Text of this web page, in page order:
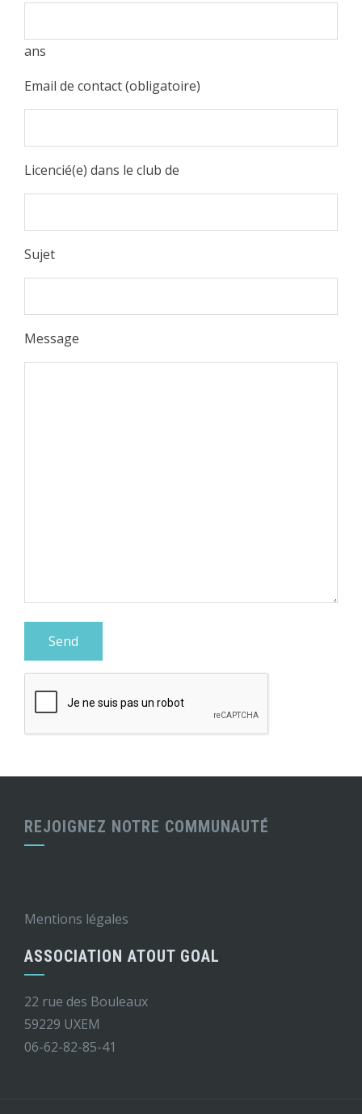
ans
Email de contact (obligatoire)
Licencié(e) dans le club de
Sujet
Message
REJOIGNEZ NOTRE COMMUNAUTÉ
Mentions légales
ASSOCIATION ATOUT GOAL
22 rue des Bouleaux
59229 UXEM
06-62-82-85-41